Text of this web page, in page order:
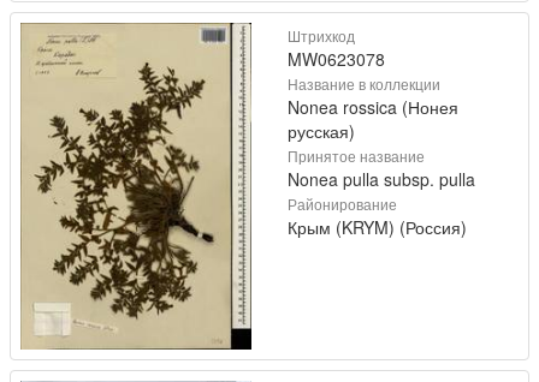
Штрихкод
MW0623078
Название в коллекции
Nonea rossica (Нонея
русская)
Принятое название
Nonea pulla subsp. pulla
Районирование
Крым (KRYM) (Россия)